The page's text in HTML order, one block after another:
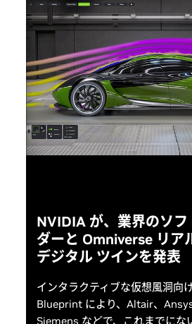
NVIDIA GPU で SLB
大 11 倍に高速化
NVIDIA A100 80GB Tensor コ
システムは、SLB の
バーシミュレーターを実行する
スと比較して、パフォーマンス
す。
NVIDIA DGX Spark の